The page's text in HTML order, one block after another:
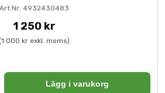
Art.Nr: 4932430483
1 250 kr
000 kr exkl. moms)
Lägg i varukorg